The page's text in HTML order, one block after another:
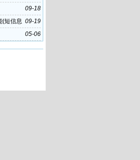
09-18
09-19
(短信息
05-06